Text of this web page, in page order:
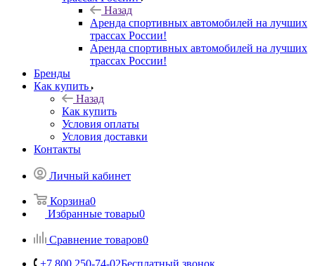
Назад
Аренда спортивных автомобилей на лучших
трассах России!
Аренда спортивных автомобилей на лучших
трассах России!
Бренды
Как купить
Назад
Как купить
Условия оплаты
Условия доставки
Контакты
Личный кабинет
Корзина0
Избранные товары0
Сравнение товаров0
+7 800 250-74-02Бесплатный звонок